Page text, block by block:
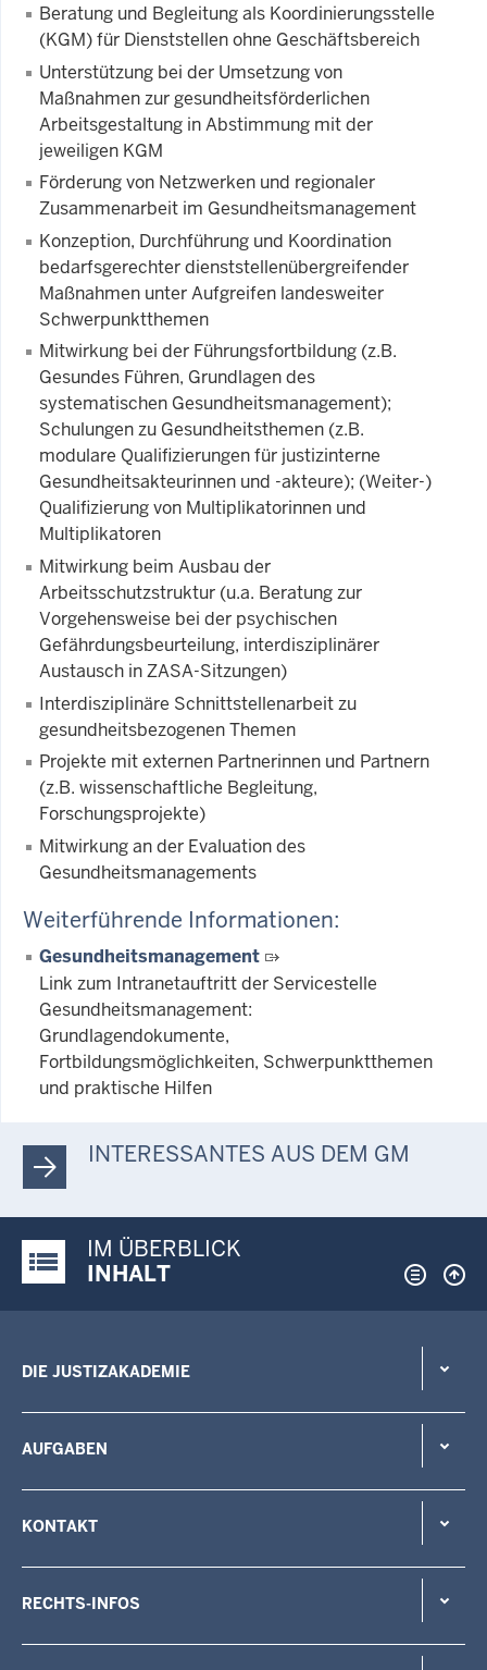
Beratung und Begleitung als Koordinierungsstelle
(KGM) für Dienststellen ohne Geschäftsbereich
Unterstützung bei der Umsetzung von
Maßnahmen zur gesundheitsförderlichen
Arbeitsgestaltung in Abstimmung mit der
jeweiligen KGM
Förderung von Netzwerken und regionaler
Zusammenarbeit im Gesundheitsmanagement
Konzeption, Durchführung und Koordination
bedarfsgerechter dienststellenübergreifender
Maßnahmen unter Aufgreifen landesweiter
Schwerpunktthemen
Mitwirkung bei der Führungsfortbildung (z.B.
Gesundes Führen, Grundlagen des
systematischen Gesundheitsmanagement);
Schulungen zu Gesundheitsthemen (z.B.
modulare Qualifizierungen für justizinterne
Gesundheitsakteurinnen und -akteure); (Weiter-)
Qualifizierung von Multiplikatorinnen und
Multiplikatoren
Mitwirkung beim Ausbau der
Arbeitsschutzstruktur (u.a. Beratung zur
Vorgehensweise bei der psychischen
Gefährdungsbeurteilung, interdisziplinärer
Austausch in ZASA-Sitzungen)
Interdisziplinäre Schnittstellenarbeit zu
gesundheitsbezogenen Themen
Projekte mit externen Partnerinnen und Partnern
(z.B. wissenschaftliche Begleitung,
Forschungsprojekte)
Mitwirkung an der Evaluation des
Gesundheitsmanagements
Weiterführende Informationen:
Gesundheitsmanagement
Link zum Intranetauftritt der Servicestelle
Gesundheitsmanagement:
Grundlagendokumente,
Fortbildungsmöglichkeiten, Schwerpunktthemen
und praktische Hilfen
INTERESSANTES AUS DEM GM
Justiz-Portal im Überblick:
IM ÜBERBLICK
INHALT
DIE JUSTIZAKADEMIE
AUFGABEN
KONTAKT
RECHTS-INFOS